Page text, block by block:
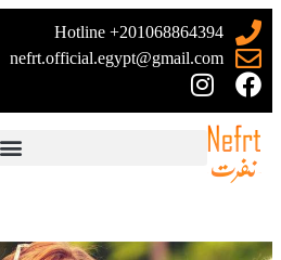
Hotline +201068864394
nefrt.official.egypt@gmail.com